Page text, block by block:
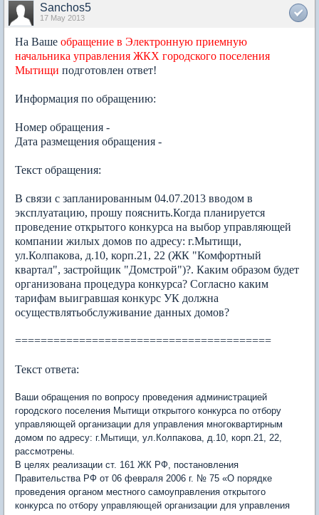
Sanchos5
17 May 2013
На Ваше обращение в Электронную приемную
начальника управления ЖКХ городского поселения
Мытищи подготовлен ответ!
Информация по обращению:
Номер обращения -
Дата размещения обращения -
Текст обращения:
В связи с запланированным 04.07.2013 вводом в
эксплуатацию, прошу пояснить.Когда планируется
проведение открытого конкурса на выбор управляющей
компании жилых домов по адресу: г.Мытищи,
ул.Колпакова, д.10, корп.21, 22 (ЖК "Комфортный
квартал", застройщик "Домстрой")?. Каким образом будет
организована процедура конкурса? Согласно каким
тарифам выигравшая конкурс УК должна
осуществлятьобслуживание данных домов?
========================================
Текст ответа:
Ваши обращения по вопросу проведения администрацией
городского поселения Мытищи открытого конкурса по отбору
управляющей организации для управления многоквартирным
домом по адресу: г.Мытищи, ул.Колпакова, д.10, корп.21, 22,
рассмотрены.
В целях реализации ст. 161 ЖК РФ, постановления
Правительства РФ от 06 февраля 2006 г. № 75 «О порядке
проведения органом местного самоуправления открытого
конкурса по отбору управляющей организации для управления